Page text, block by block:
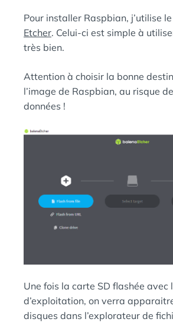
Pour installer Raspbian, j’utilise
Etcher. Celui-ci est simple à
très bien.
Attention à choisir la bonne
l’image de Raspbian, au risque
données !
Une fois la carte SD flashée avec
d’exploitation, on verra
disques dans l’explorateur de